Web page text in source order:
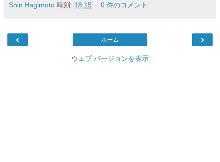
Shin Hagimoto 時刻: 18:15 0 件のコメント:
‹ ›
ホーム
ウェブ バージョンを表示